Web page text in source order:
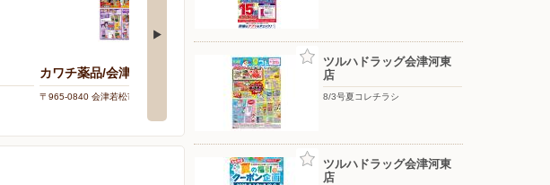
カワチ薬品/会津若松南店
〒965-0840 会津若松市飯寺南2-1-80
カワチ薬品/会津坂下店
〒969-6551 河沼郡会津坂下町舘ノ下70
ツルハドラッグ会津河東
店
8/3号夏コレチラシ
ツルハドラッグ会津河東
店